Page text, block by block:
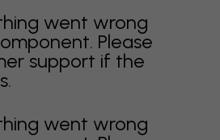
went wrong
Please
support if the
went wrong